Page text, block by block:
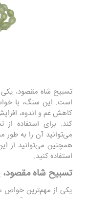
تسبیح شاه مقصود، یکی
است. این سنگ، با
کاهش غم و اندوه،
کند. برای استفاده
می‌توانید آن را به طور
همچنین می‌توانید از
استفاده کنید.
تسبیح شاه مقصود،
یکی از مهم‌ترین خواص